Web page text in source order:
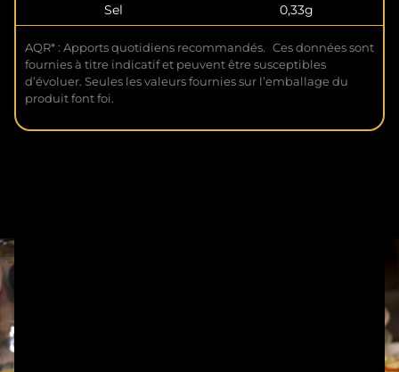
Sel
0,33g
AQR* : Apports quotidiens recommandés. Ces données sont
fournies à titre indicatif et peuvent être susceptibles
d’évoluer. Seules les valeurs fournies sur l’emballage du
produit font foi.